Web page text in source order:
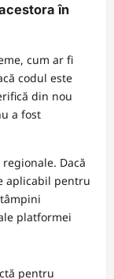
în
cum ar fi
codul este
din nou
a fost
Dacă
aplicabil pentru
platformei
pentru